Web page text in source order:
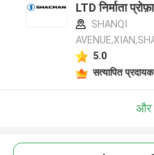
LTD निर्माता
SHANQI
5.0
सत्यापित प्रदायक
और